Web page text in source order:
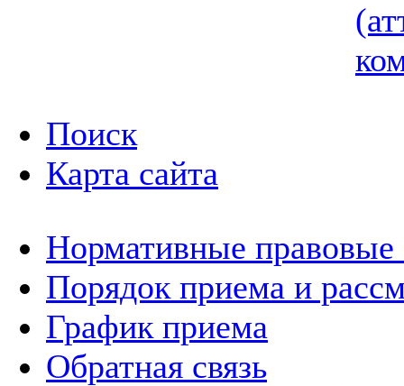
Поиск
Карта сайта
Нормативные правовые
Порядок приема и
График приема
Обратная связь